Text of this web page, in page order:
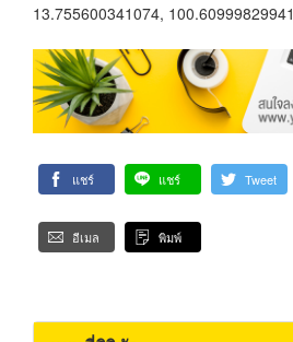
13.755600341074, 100.60999829941
แชร์ แชร์ Tweet
อีเมล พิมพ์